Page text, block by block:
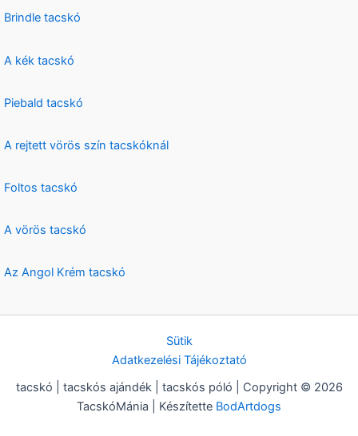
Brindle tacskó
A kék tacskó
Piebald tacskó
A rejtett vörös szín tacskóknál
Foltos tacskó
A vörös tacskó
Az Angol Krém tacskó
Sütik
Adatkezelési Tájékoztató
tacskó | tacskós ajándék | tacskós póló | Copyright © 2026
TacskóMánia | Készítette BodArtdogs